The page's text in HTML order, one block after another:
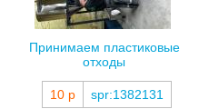
Принимаем пластиковые
отходы
10 р spr:1382131